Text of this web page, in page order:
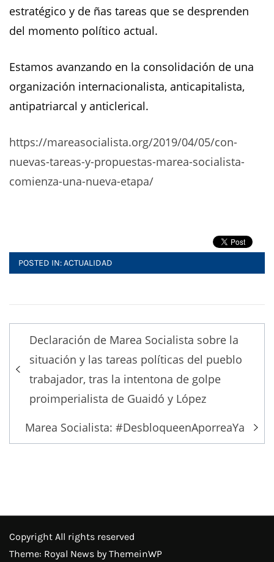
estratégico y de ñas tareas que se desprenden
del momento político actual.
Estamos avanzando en la consolidación de una
organización internacionalista, anticapitalista,
antipatriarcal y anticlerical.
https://mareasocialista.org/2019/04/05/con-
nuevas-tareas-y-propuestas-marea-socialista-
comienza-una-nueva-etapa/
POSTED IN:ACTUALIDAD
Post
navigation
Declaración de Marea Socialista sobre la
situación y las tareas políticas del pueblo
trabajador, tras la intentona de golpe
proimperialista de Guaidó y López
Marea Socialista: #DesbloqueenAporreaYa
Copyright All rights reserved
Theme: Royal News by ThemeinWP